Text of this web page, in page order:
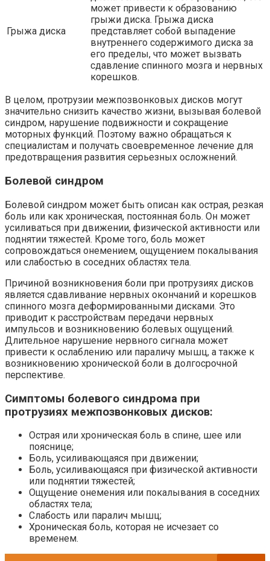
Грыжа диска
может привести к образованию
грыжи диска. Грыжа диска
представляет собой выпадение
внутреннего содержимого диска за
его пределы, что может вызвать
сдавление спинного мозга и нервных
корешков.
В целом, протрузии межпозвонковых дисков могут
значительно снизить качество жизни, вызывая болевой
синдром, нарушение подвижности и сокращение
моторных функций. Поэтому важно обращаться к
специалистам и получать своевременное лечение для
предотвращения развития серьезных осложнений.
Болевой синдром
Болевой синдром может быть описан как острая, резкая
боль или как хроническая, постоянная боль. Он может
усиливаться при движении, физической активности или
поднятии тяжестей. Кроме того, боль может
сопровождаться онемением, ощущением покалывания
или слабостью в соседних областях тела.
Причиной возникновения боли при протрузиях дисков
является сдавливание нервных окончаний и корешков
спинного мозга деформированными дисками. Это
приводит к расстройствам передачи нервных
импульсов и возникновению болевых ощущений.
Длительное нарушение нервного сигнала может
привести к ослаблению или параличу мышц, а также к
возникновению хронической боли в долгосрочной
перспективе.
Симптомы болевого синдрома при
протрузиях межпозвонковых дисков:
Острая или хроническая боль в спине, шее или
пояснице;
Боль, усиливающаяся при движении;
Боль, усиливающаяся при физической активности
или поднятии тяжестей;
Ощущение онемения или покалывания в соседних
областях тела;
Слабость или паралич мышц;
Хроническая боль, которая не исчезает со
временем.